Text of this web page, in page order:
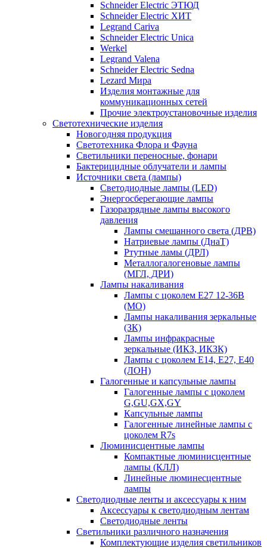
Schneider Electric ЭТЮД
Schneider Electric ХИТ
Legrand Cariva
Schneider Electric Unica
Werkel
Legrand Valena
Schneider Electric Sedna
Lezard Мира
Изделия монтажные для
коммуникационных сетей
Прочие электроустановочные изделия
Светотехнические изделия
Новогодняя продукция
Светотехника Флора и Фауна
Светильники переносные, фонари
Бактерицидные облучатели и лампы
Источники света (лампы)
Светодиодные лампы (LED)
Энергосберегающие лампы
Газоразрядные лампы высокого
давления
Лампы смешанного света (ДРВ)
Натриевые лампы (ДнаТ)
Ртутные ламы (ДРЛ)
Металлогалогеновые лампы
(МГЛ, ДРИ)
Лампы накаливания
Лампы с цоколем Е27 12-36В
(МО)
Лампы накаливания зеркальные
(ЗК)
Лампы инфракрасные
зеркальные (ИКЗ, ИКЗК)
Лампы с цоколем Е14, Е27, Е40
(ЛОН)
Галогенные и капсульные лампы
Галогенные лампы с цоколем
G,GU,GX,GY
Капсульные лампы
Галогенные линейные лампы с
цоколем R7s
Люминисцентные лампы
Компактные люминисцентные
лампы (КЛЛ)
Линейные люминесцентные
лампы
Светодиодные ленты и аксессуары к ним
Аксессуары к светодиодным лентам
Светодиодные ленты
Светильники различного назначения
Комплектующие изделия светильников